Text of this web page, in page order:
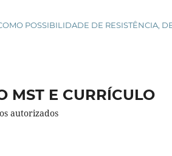
POSSIBILIDADE DE RESISTÊNCIA,
MST E CURRÍCULO
autorizados